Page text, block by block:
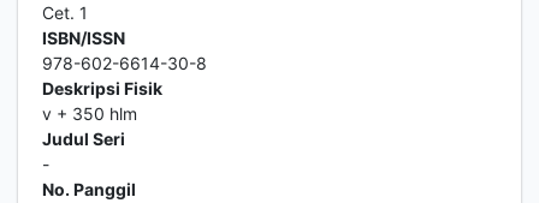
Cet. 1
ISBN/ISSN
978-602-6614-30-8
Deskripsi Fisik
v + 350 hlm
Judul Seri
-
No. Panggil